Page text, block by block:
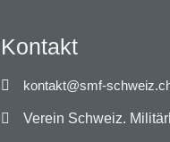
Kontakt
kontakt@smf-
Verein Schweiz.